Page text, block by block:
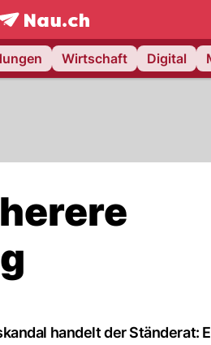
NAU.ch
Wirtschaft Digital
handelt der Ständerat: